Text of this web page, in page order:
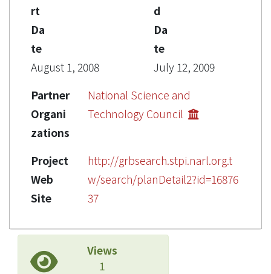
rt
Da
te
August 1, 2008
d
Da
te
July 12, 2009
Partner
Organi
zations
National Science and
Technology Council
Project
Web
Site
http://grbsearch.stpi.narl.org.t
w/search/planDetail2?id=16876
37
Views
1